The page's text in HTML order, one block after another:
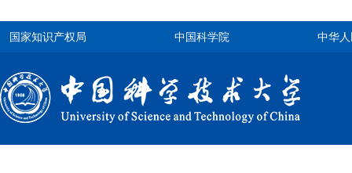
国家知识产权局 中国科学院 中华